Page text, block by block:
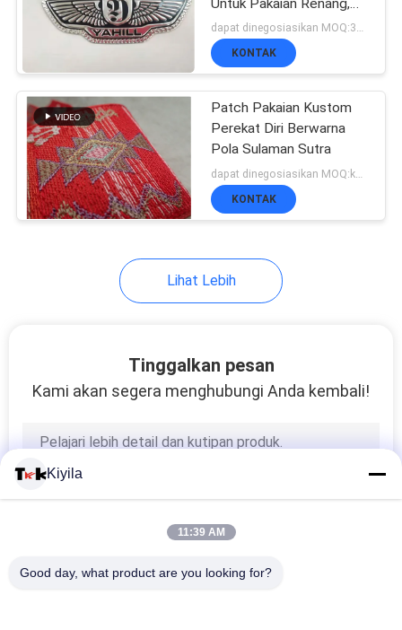
Embossed Leather
Patches
76
Label Transfer
Pakaian Hang Tag
26
Untuk Pakaian Renang,
Ransel
dapat dinegosiasikan MOQ:300pcs
KONTAK
Patch Pakaian Kustom
Perekat Diri Berwarna
Pola Sulaman Sutra
dapat dinegosiasikan MOQ:komik
KONTAK
Lihat Lebih
Tinggalkan pesan
Kami akan segera menghubungi Anda kembali!
Kiyila
11:39 AM
Good day, what product are you looking for?